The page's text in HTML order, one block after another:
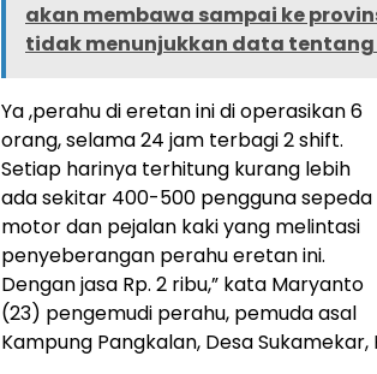
akan membawa sampai ke
tidak menunjukkan data
Ya ,perahu di eretan ini di operasikan 6
orang, selama 24 jam terbagi 2 shift.
Setiap harinya terhitung kurang lebih
ada sekitar 400-500 pengguna sepeda
motor dan pejalan kaki yang melintasi
penyeberangan perahu eretan ini.
Dengan jasa Rp. 2 ribu,” kata Maryanto
(23) pengemudi perahu, pemuda asal
Kampung Pangkalan, Desa